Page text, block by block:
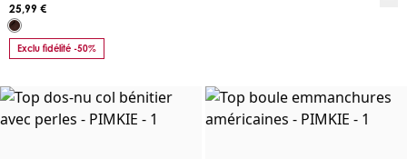
25,99 €
Exclu fidélité -50%